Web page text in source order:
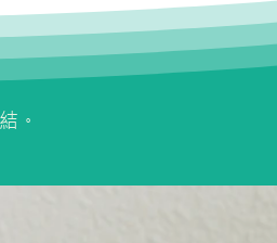
索個人化醫療的未來：健康
的全新視野
。